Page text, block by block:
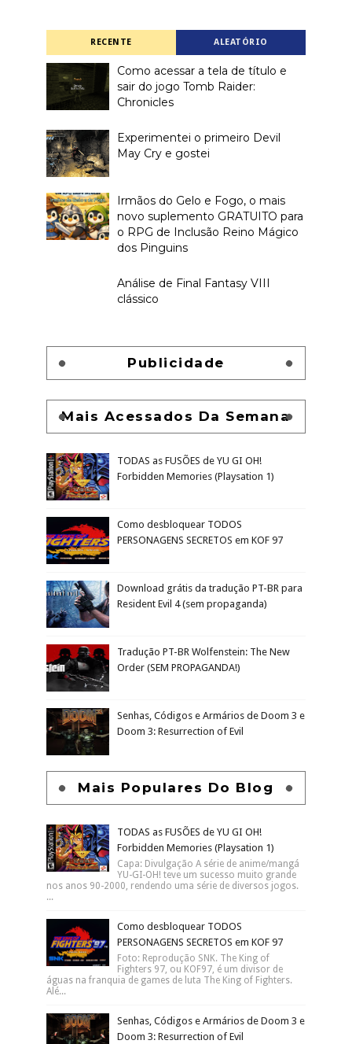
RECENTE ALEATÓRIO
Como acessar a tela de título e
sair do jogo Tomb Raider:
Chronicles
Experimentei o primeiro Devil
May Cry e gostei
Irmãos do Gelo e Fogo, o mais
novo suplemento GRATUITO para
o RPG de Inclusão Reino Mágico
dos Pinguins
Análise de Final Fantasy VIII
clássico
Publicidade
Mais Acessados Da Semana
TODAS as FUSÕES de YU GI OH!
Forbidden Memories (Playsation 1)
Como desbloquear TODOS
PERSONAGENS SECRETOS em KOF 97
Download grátis da tradução PT-BR para
Resident Evil 4 (sem propaganda)
Tradução PT-BR Wolfenstein: The New
Order (SEM PROPAGANDA!)
Senhas, Códigos e Armários de Doom 3 e
Doom 3: Resurrection of Evil
Mais Populares Do Blog
TODAS as FUSÕES de YU GI OH!
Forbidden Memories (Playsation 1)
Capa: Divulgação A série de anime/mangá
YU-GI-OH! teve um sucesso muito grande
nos anos 90-2000, rendendo uma série de diversos jogos.
...
Como desbloquear TODOS
PERSONAGENS SECRETOS em KOF 97
Foto: Reprodução SNK. The King of
Fighters 97, ou KOF97, é um divisor de
águas na franquia de games de luta The King of Fighters.
Alé...
Senhas, Códigos e Armários de Doom 3 e
Doom 3: Resurrection of Evil